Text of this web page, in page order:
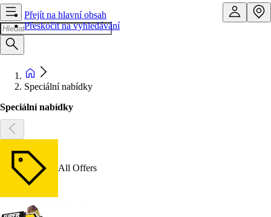
Přejít na hlavní obsah
Přeskočit na vyhledávání
Speciální nabídky
Speciální nabídky
All Offers